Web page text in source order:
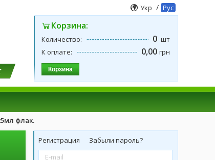
Укр / Рус
Корзина:
Количество: 0 шт
К оплате:
0,00 грн
Корзина
флак.
Регистрация Забыли пароль?